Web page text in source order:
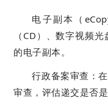
电子副本（
（CD）、数字视频
的电子副本。
行政备案审查：
审查，评估递交是否